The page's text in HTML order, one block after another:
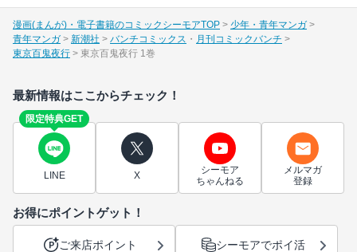
漫画(まんが)・電子書籍のコミックシーモアTOP
少年・青年マンガ
青年マンガ
新潮社 バンチコミックス
月刊コミックバンチ
東京百鬼夜行
東京百鬼夜行 1巻
最新情報はここからチェック！
限定特典GET
LINE X
シーモア
ちゃんねる
メルマガ
登録
お得にポイントゲット！
ご来店ポイント シーモアでポイ活